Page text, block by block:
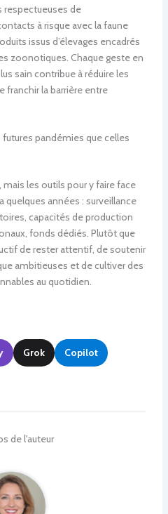
respectueuses de
à risque avec la faune
issus d’élevages encadrés
zoonotiques. Chaque geste en
sain contribue à réduire les
franchir la barrière entre
pandémies que celles
les outils pour y faire face
quelques années : surveillance
capacités de production
fonds dédiés. Plutôt que
de rester attentif, de soutenir
ambitieuses et de cultiver des
au quotidien.
Grok Copilot
de l'auteur